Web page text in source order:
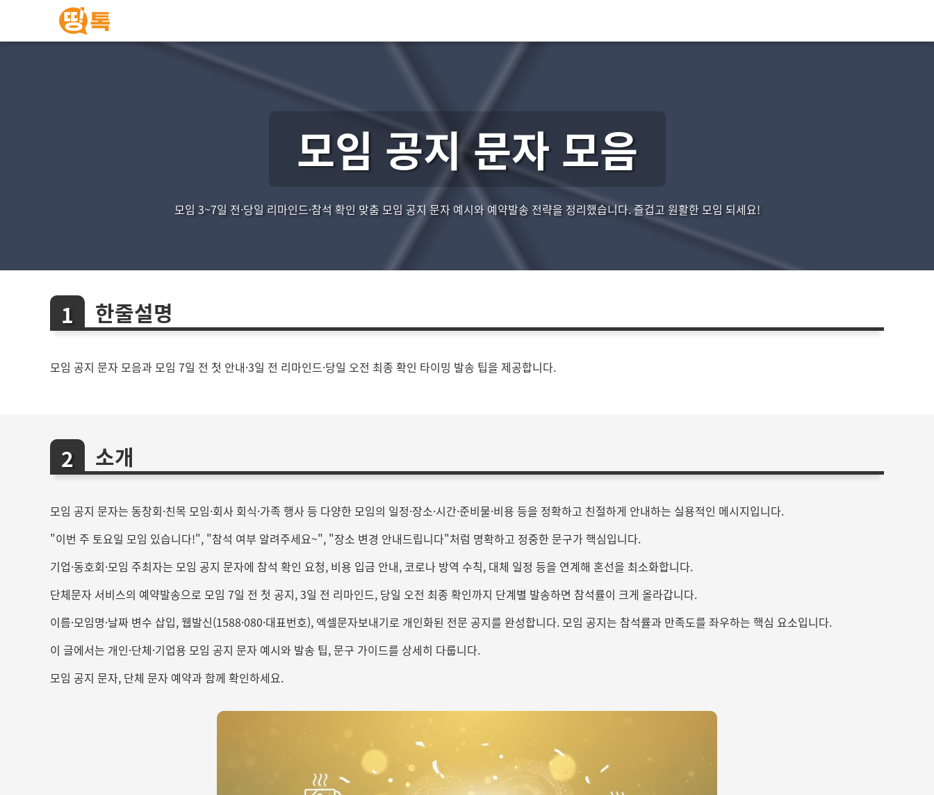
모임 공지 문자 모음
모임 3~7일 전·당일 리마인드·참석 확인 맞춤 모임 공지 문자 예시와 예약발송 전략을 정리했습니다. 즐겁고 원활한 모임 되세요!
한줄설명
모임 공지 문자 모음과 모임 7일 전 첫 안내·3일 전 리마인드·당일 오전 최종 확인 타이밍 발송 팁을 제공합니다.
소개
모임 공지 문자는 동창회·친목 모임·회사 회식·가족 행사 등 다양한 모임의 일정·장소·시간·준비물·비용 등을 정확하고 친절하게 안내하는 실용적인 메시지입니다.
"이번 주 토요일 모임 있습니다!", "참석 여부 알려주세요~", "장소 변경 안내드립니다"처럼 명확하고 정중한 문구가 핵심입니다.
기업·동호회·모임 주최자는 모임 공지 문자에 참석 확인 요청, 비용 입금 안내, 코로나 방역 수칙, 대체 일정 등을 연계해 혼선을 최소화합니다.
단체문자 서비스의 예약발송으로 모임 7일 전 첫 공지, 3일 전 리마인드, 당일 오전 최종 확인까지 단계별 발송하면 참석률이 크게 올라갑니다.
이름·모임명·날짜 변수 삽입, 웹발신(1588·080·대표번호), 엑셀문자보내기로 개인화된 전문 공지를 완성합니다. 모임 공지는 참석률과 만족도를 좌우하는 핵심 요소입니다.
이 글에서는 개인·단체·기업용 모임 공지 문자 예시와 발송 팁, 문구 가이드를 상세히 다룹니다.
모임 공지 문자, 단체 문자 예약과 함께 확인하세요.